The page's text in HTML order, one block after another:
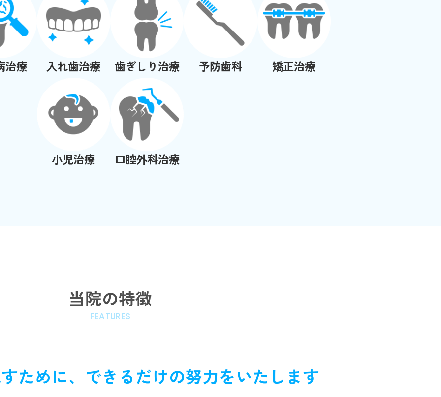
治療 入れ歯治療 歯ぎしり治療 予防歯科 矯正治療
小児治療 口腔外科治療
当院の特徴
FEATURES
ために、できるだけの努力をいたします